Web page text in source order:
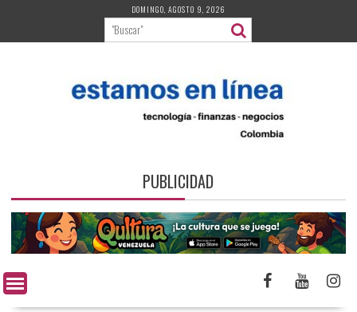
contenido
DOMINGO, AGOSTO 9, 2026
PUBLICIDAD